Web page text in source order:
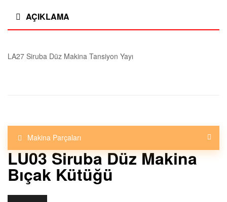
e
s
M
a
AÇIKLAMA
LA27 Siruba Düz Makina Tansiyon Yayı
Makina Parçaları
LU03 Siruba Düz Makina
Bıçak Kütüğü